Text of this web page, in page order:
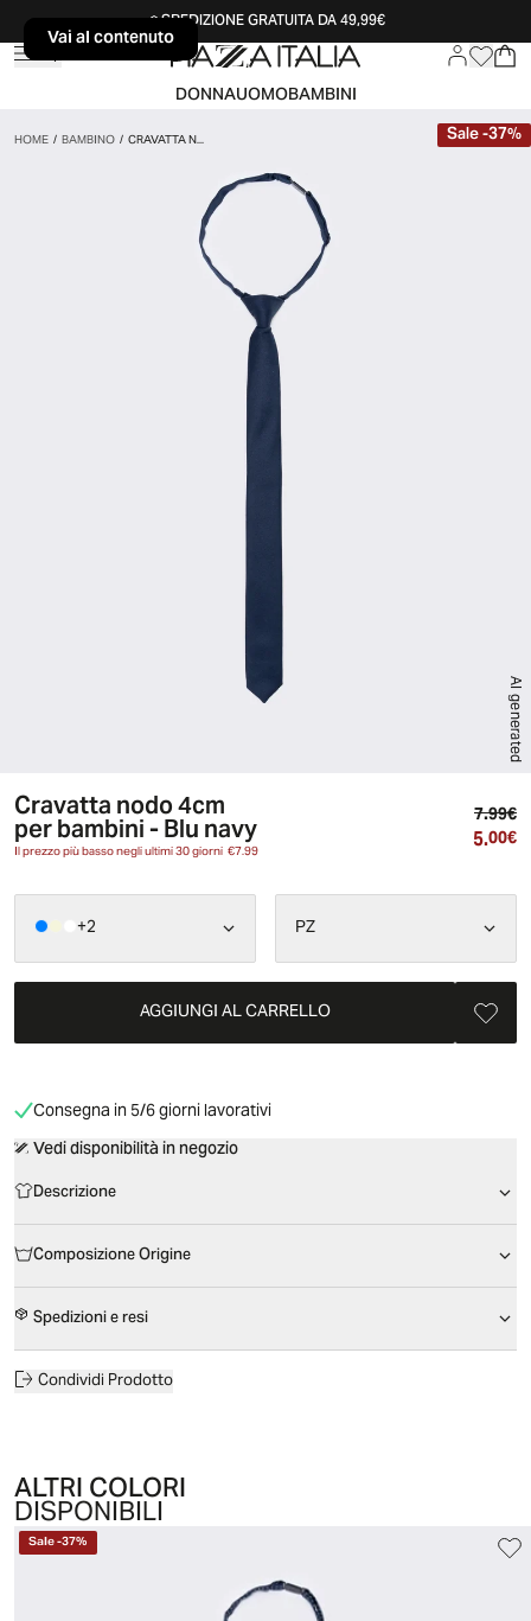
Vai al contenutoSPEDIZIONE GRATUITA DA 49,99€
DONNAUOMOBAMBINI
HOME/BAMBINO/CRAVATTA N...
AI generated
Sale-37%
Cravatta nodo 4cm
per bambini - Blu navy
Il prezzo più basso negli ultimi 30 giorni€7.99
7.99€
5.00€
+2 PZ
AGGIUNGI AL CARRELLO
Consegna in 5/6 giorni lavorativi
Vedi disponibilità in negozio
Descrizione
Composizione Origine
Spedizioni e resi
Condividi Prodotto
ALTRI COLORI
DISPONIBILI
Sale-37%
Vai al contenuto